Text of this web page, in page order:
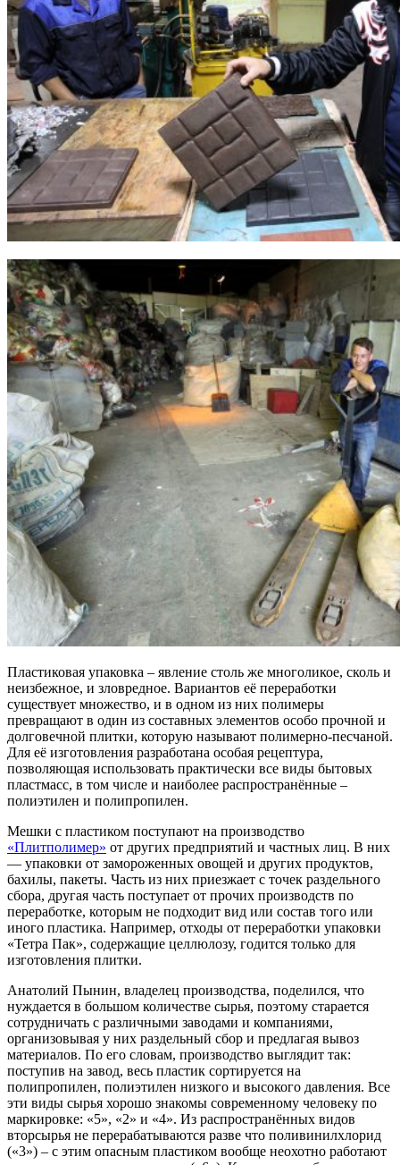
Пластиковая упаковка – явление столь же многоликое, сколь и
неизбежное, и зловредное. Вариантов её переработки
существует множество, и в одном из них полимеры
превращают в один из составных элементов особо прочной и
долговечной плитки, которую называют полимерно-песчаной.
Для её изготовления разработана особая рецептура,
позволяющая использовать практически все виды бытовых
пластмасс, в том числе и наиболее распространённые –
полиэтилен и полипропилен.
Мешки с пластиком поступают на производство
«Плитполимер» от других предприятий и частных лиц. В них
— упаковки от замороженных овощей и других продуктов,
бахилы, пакеты. Часть из них приезжает с точек раздельного
сбора, другая часть поступает от прочих производств по
переработке, которым не подходит вид или состав того или
иного пластика. Например, отходы от переработки упаковки
«Тетра Пак», содержащие целлюлозу, годится только для
изготовления плитки.
Анатолий Пынин, владелец производства, поделился, что
нуждается в большом количестве сырья, поэтому старается
сотрудничать с различными заводами и компаниями,
организовывая у них раздельный сбор и предлагая вывоз
материалов. По его словам, производство выглядит так:
поступив на завод, весь пластик сортируется на
полипропилен, полиэтилен низкого и высокого давления. Все
эти виды сырья хорошо знакомы современному человеку по
маркировке: «5», «2» и «4». Из распространённых видов
вторсырья не перерабатываются разве что поливинилхлорид
(«3») – с этим опасным пластиком вообще неохотно работают